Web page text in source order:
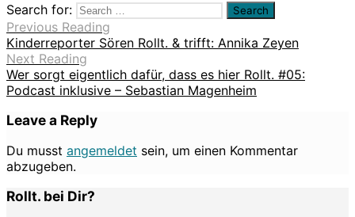
Search for:
Previous Reading
Kinderreporter Sören Rollt. & trifft: Annika Zeyen
Next Reading
Wer sorgt eigentlich dafür, dass es hier Rollt. #05:
Podcast inklusive – Sebastian Magenheim
Leave a Reply
Du musst angemeldet sein, um einen Kommentar
abzugeben.
Rollt. bei Dir?